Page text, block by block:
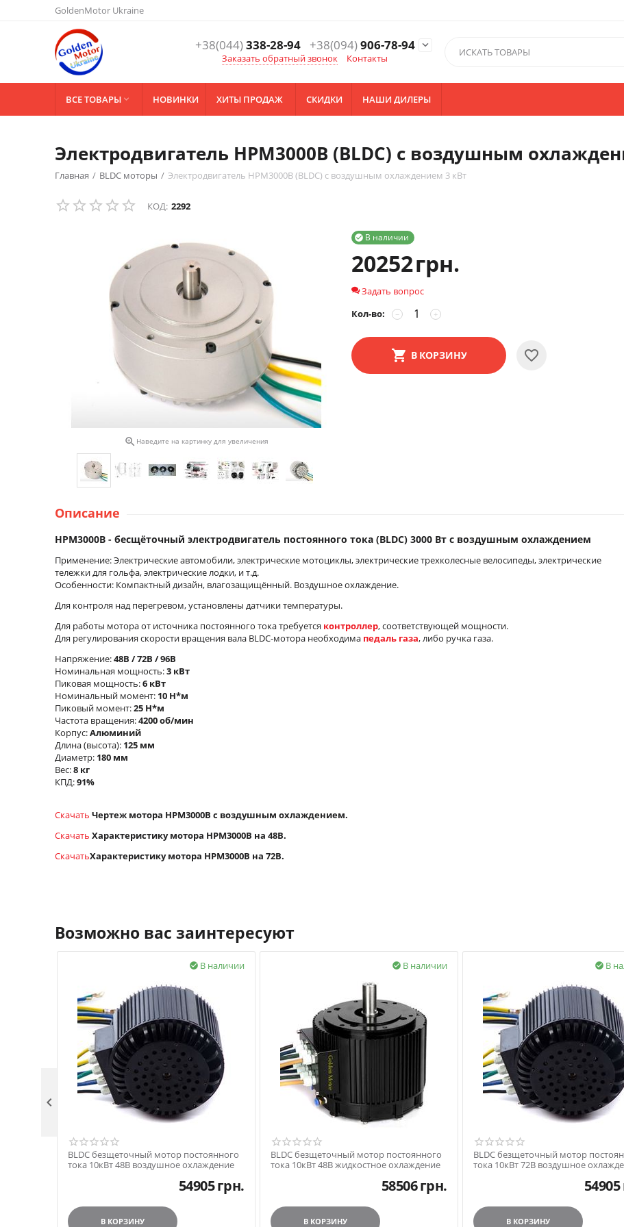
GoldenMotor Ukraine
+38(044)338-28-94 +38(094)906-78-94

Заказать обратный звонок
Контакты
ВСЕ ТОВАРЫ  НОВИНКИ ХИТЫ ПРОДАЖ СКИДКИ НАШИ ДИЛЕРЫ
Электродвигатель HPM3000B (BLDC) с воздушным
Главная / BLDC моторы / Электродвигатель HPM3000B (BLDC) с воздушным охлаждением 3 кВт
КОД: 2292
 Наведите на картинку для увеличения
В наличии

20252грн.
Задать вопрос
Кол-во:
+
−
В КОРЗИНУ
Описание
HPM3000B - бесщёточный электродвигатель постоянного тока (BLDC) 3000 Вт с воздушным охлаждением
Применение: Электрические автомобили, электрические мотоциклы, электрические трехколесные велосипеды, электрические
тележки для гольфа, электрические лодки, и т.д.
Особенности: Компактный дизайн, влагозащищённый. Воздушное охлаждение.
Для контроля над перегревом, установлены датчики температуры.
Для работы мотора от источника постоянного тока требуется контроллер, соответствующей мощности.
Для регулирования скорости вращения вала BLDC-мотора необходима педаль газа, либо ручка газа.
Напряжение:48В / 72В / 96В
Номинальная мощность:3 кВт
Пиковая мощность:6 кВт
Номинальный момент: 10 Н*м
Пиковый момент:25 Н*м
Частота вращения:4200 об/мин
Корпус:Алюминий
Длина (высота): 125 мм
Диаметр: 180 мм
Вес:8 кг
КПД:91%
Скачать Чертеж мотора HPM3000B с воздушным охлаждением.
Скачать Характеристику мотора HPM3000B на 48В.
СкачатьХарактеристику мотора HPM3000B на 72В.
Возможно вас заинтересуют
В наличии

BLDC безщеточный мотор постоянного
тока 10кВт 48В воздушное охлаждение
54905грн.
В КОРЗИНУ
В наличии

BLDC безщеточный мотор постоянного
тока 10кВт 48В жидкостное охлаждение
58506грн.
В КОРЗИНУ
В

BLDC безщеточный мотор
тока 10кВт 72В воздушное
54905
В КОРЗИНУ
